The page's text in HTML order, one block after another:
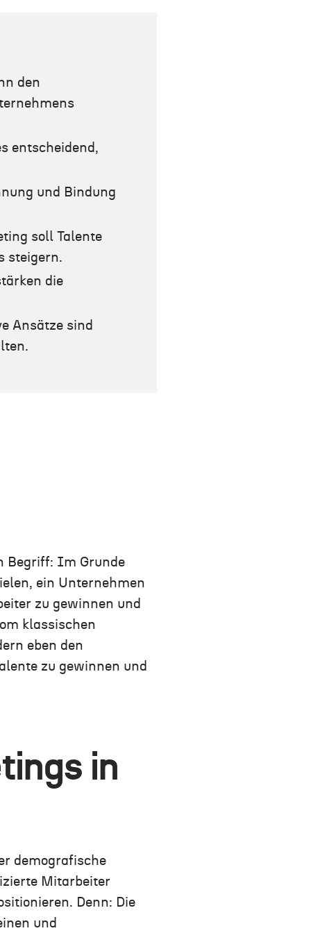
den
entscheidend,
und Bindung
soll Talente
steigern.
die
Ansätze sind
Begriff: Im Grunde
ein Unternehmen
zu gewinnen und
klassischen
eben den
zu gewinnen und
in
demografische
Mitarbeiter
Denn: Die
und